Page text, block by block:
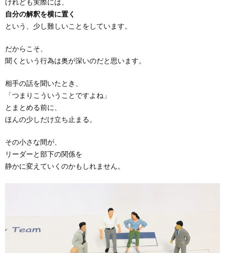
けれども実際には、
自分の解釈を横に置く
という、少し難しいことをしています。
だからこそ、
聞くという行為は奥が深いのだと思います。
相手の話を聞いたとき、
「つまりこういうことですよね」
とまとめる前に、
ほんの少しだけ立ち止まる。
その小さな間が、
リーダーと部下の関係を
静かに変えていくのかもしれません。